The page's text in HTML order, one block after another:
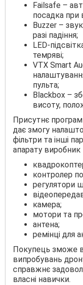
Failsafe –
посадка при
Buzzer –
разі падіння;
LED-
темряві;
VTX Smart
пульта;
Blackbox –
висоту,
Присутнє
дає змогу
фільтри та інші
апарату
контролер
регулятори
камера;
мотори та
антена;
ремінці для
Покупець зможе
випробувань
справжнє
власні навички.